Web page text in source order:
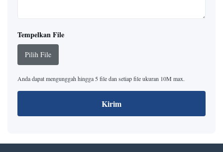
Tempelkan File
Pilih File
Anda dapat mengunggah hingga 5 file dan setiap file ukuran 10M max.
Kirim